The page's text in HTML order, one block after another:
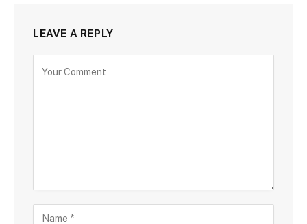
LEAVE A REPLY